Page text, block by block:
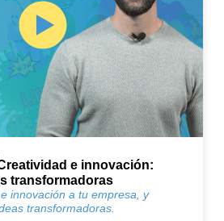
e innovación:
transformadoras
innovación a tu empresa, y
transformadoras.